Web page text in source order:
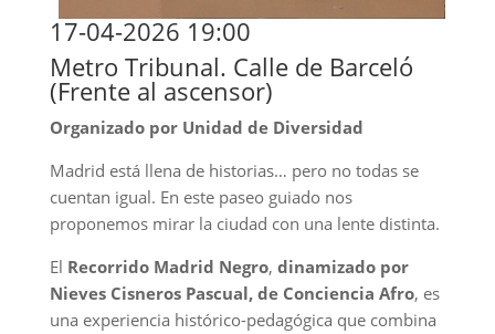
17-04-2026 19:00
Metro Tribunal. Calle de Barceló
(Frente al ascensor)
Organizado por Unidad de Diversidad
Madrid está llena de historias… pero no todas se
cuentan igual. En este paseo guiado nos
proponemos mirar la ciudad con una lente distinta.
El Recorrido Madrid Negro, dinamizado por
Nieves Cisneros Pascual, de Conciencia Afro, es
una experiencia histórico-pedagógica que combina